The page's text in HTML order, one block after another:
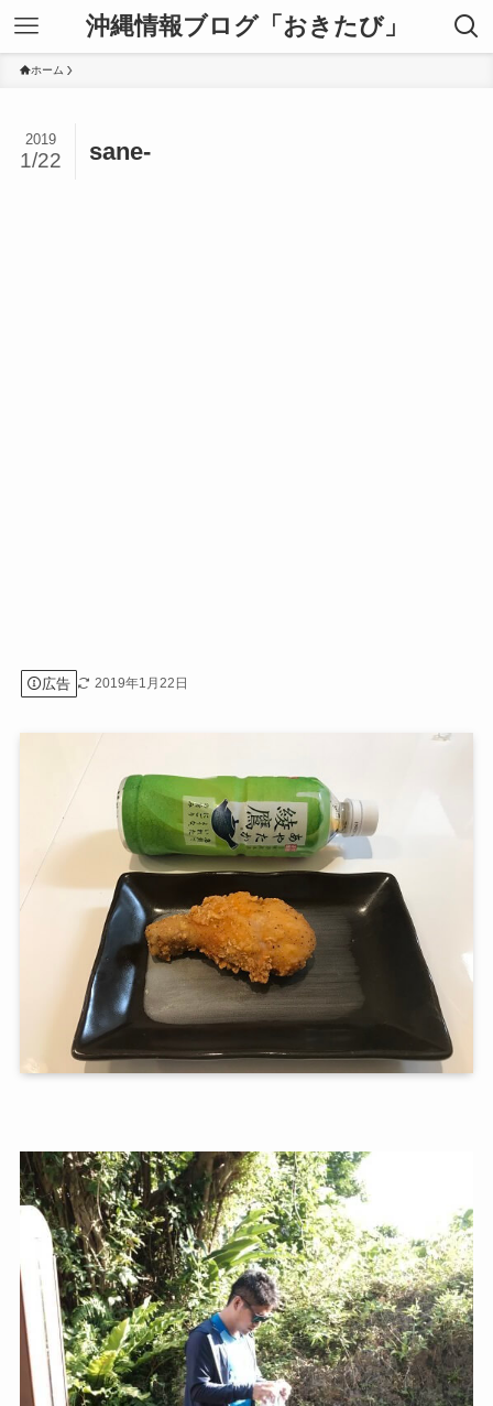
沖縄情報ブログ「おきたび」
ホーム
sane-
2019
1/22
広告 2019年1月22日